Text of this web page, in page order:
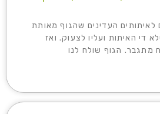
לאיתותים העדינים שהגוף מאותת
די האיתות ועליו לצעוק. ואז
מתגבר. הגוף שולח לנו